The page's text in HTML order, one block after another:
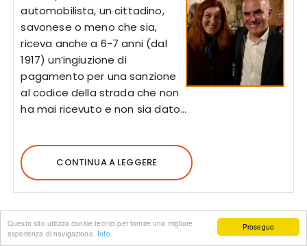
Proseguo
Questo sito utilizza cookie tecnici per fornire una migliore
esperienza di navigazione. Info.
automobilista, un cittadino,
savonese o meno che sia,
riceva anche a 6-7 anni (dal
1917) un’ingiuzione di
pagamento per una sanzione
al codice della strada che non
ha mai ricevuto e non sia dato…
CONTINUA A LEGGERE